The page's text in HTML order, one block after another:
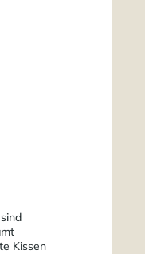
Kissen